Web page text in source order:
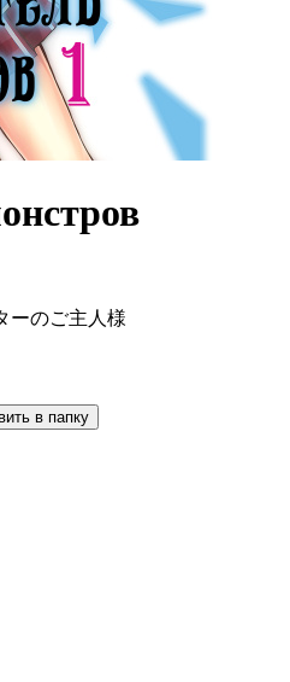
ーのご主人様
в папку